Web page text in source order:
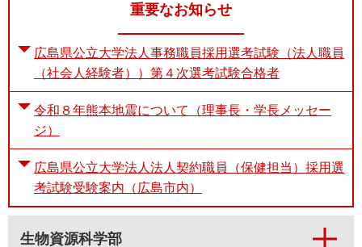
重要なお知らせ
広島県公立大学法人事務職員採用選考試験（法人職員
（社会人経験者））第４次選考試験合格者
令和８年熊本地震について（理事長・学長メッセー
ジ）
広島県公立大学法人法人契約職員（保健担当）採用選
考試験受験案内（広島市内）
生物資源科学部